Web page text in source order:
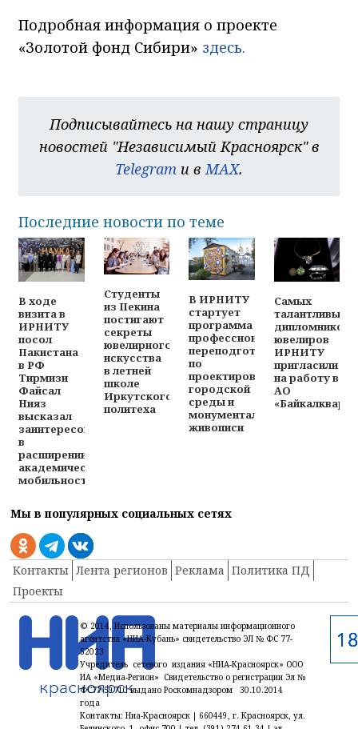
Подробная информация о проекте
«Золотой фонд Сибири» здесь.
Подписывайтесь на нашу страницу
новостей "Независимый Красноярск" в
Telegram и в MAX.
Последние новости по теме
В ходе
визита в
ИРНИТУ
посол
Пакистана
в РФ
Тирмизи
Файсал
Нияз
высказал
заинтересованность
в
расширении
академической
мобильности
Студенты
из Пекина
постигают
секреты
ювелирного
искусства
в летней
школе
Иркутского
политеха
В ИРНИТУ
стартует
программа
профессиональной
переподготовки
по
проектированию
городской
среды и
монументальной
живописи
Самых
талантливых
дипломников-
ювелиров
ИРНИТУ
пригласили
на работу в
АО
Мы в популярных социальных сетях
Контакты Лента регионов Реклама Политика ПД
Проекты
© 2014, Использованы материалы информационного
агентства «НИА-Кубань» свидетельство ЭЛ № ФС 77-
52023
Учредитель сетевого издания «НИА-Красноярск» ООО
ИА «Медиа-Регион» Свидетельство о регистрации Эл №
ФС77-59710 выдано Роскомнадзором 30.10.2014
года
Контакты: Ниа-Красноярск | 660449, г. Красноярск, ул.